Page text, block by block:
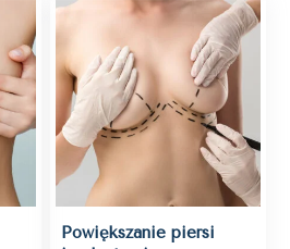
Powiększanie piersi